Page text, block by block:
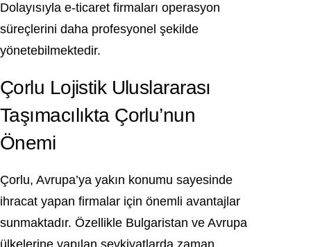
Dolayısıyla e-ticaret firmaları operasyon
süreçlerini daha profesyonel şekilde
yönetebilmektedir.
Çorlu Lojistik Uluslararası
Taşımacılıkta Çorlu’nun
Önemi
Çorlu, Avrupa’ya yakın konumu sayesinde
ihracat yapan firmalar için önemli avantajlar
sunmaktadır. Özellikle Bulgaristan ve Avrupa
ülkelerine yapılan sevkiyatlarda zaman